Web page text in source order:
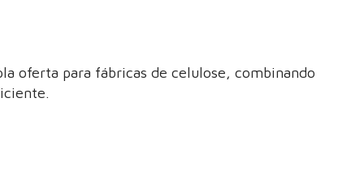
oferta para fábricas de celulose, combinando